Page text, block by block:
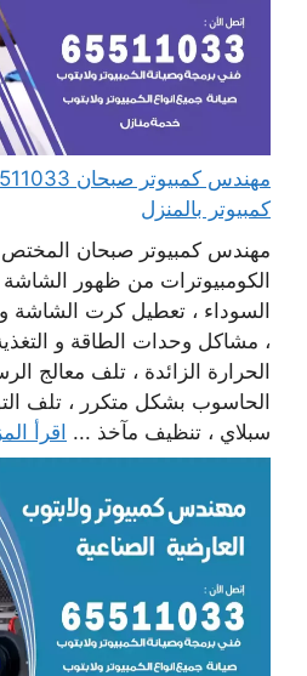
كمبيوتر بالمنزل
مهندس كمبيوتر صبحان المختص
الكومبيوترات من ظهور الشاشة
السوداء ، تعطيل كرت الشاشة
، مشاكل وحدات الطاقة و
الحرارة الزائدة ، تلف معالج
الحاسوب بشكل متكرر ، تلف
سبلاي ، تنظيف مآخذ ... اقرأ